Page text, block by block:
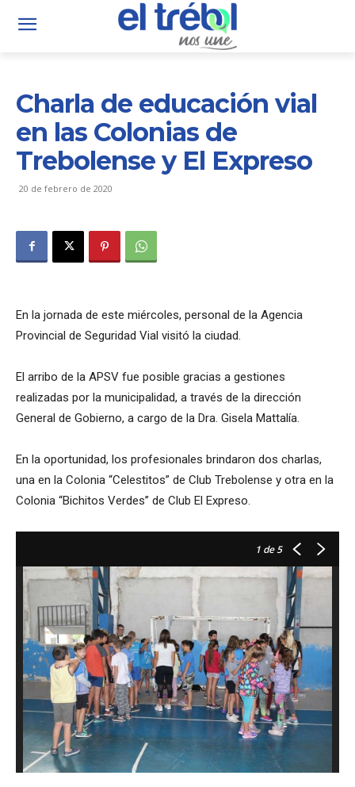
Charla de educación vial
en las Colonias de
Trebolense y El Expreso
20 de febrero de 2020
En la jornada de este miércoles, personal de la Agencia
Provincial de Seguridad Vial visitó la ciudad.
El arribo de la APSV fue posible gracias a gestiones
realizadas por la municipalidad, a través de la dirección
General de Gobierno, a cargo de la Dra. Gisela Mattalía.
En la oportunidad, los profesionales brindaron dos charlas,
una en la Colonia “Celestitos” de Club Trebolense y otra en la
Colonia “Bichitos Verdes” de Club El Expreso.
1 de 5